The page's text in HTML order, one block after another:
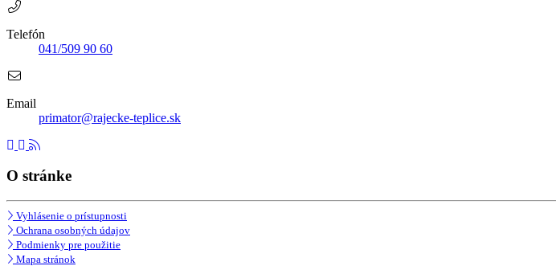
Telefón
041/509 90 60
Email
primator@rajecke-teplice.sk
O stránke
Vyhlásenie o prístupnosti
Ochrana osobných údajov
Podmienky pre použitie
Mapa stránok